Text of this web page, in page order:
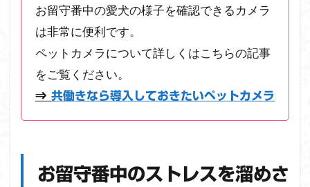
お留守番中の愛犬の様子を確認できるカメラ
は非常に便利です。
ペットカメラについて詳しくはこちらの記事
をご覧ください。
⇒ 共働きなら導入しておきたいペットカメラ
お留守番中のストレスを溜めさ